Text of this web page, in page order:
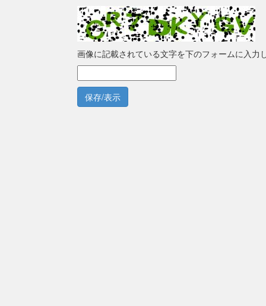
画像に記載されている文字を下のフォームに入力
保存/表示